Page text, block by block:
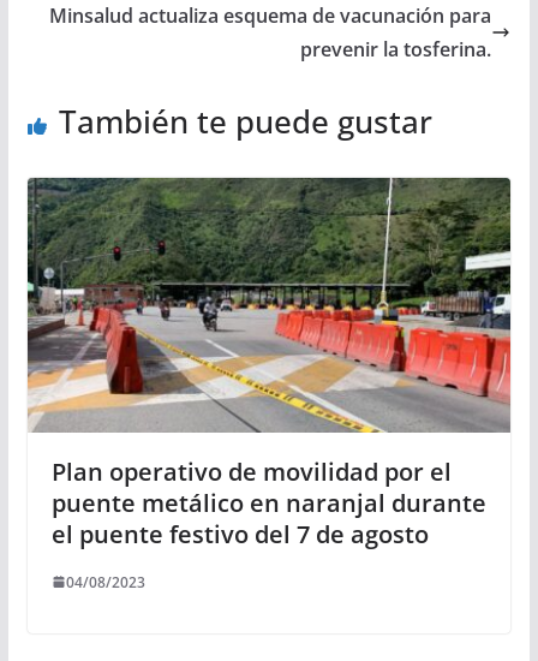
Minsalud actualiza esquema de vacunación para
prevenir la tosferina.
También te puede gustar
Plan operativo de movilidad por el
puente metálico en naranjal durante
el puente festivo del 7 de agosto
04/08/2023